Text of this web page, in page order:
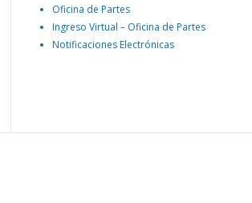
Oficina de Partes
Ingreso Virtual – Oficina de Partes
Notificaciones Electrónicas